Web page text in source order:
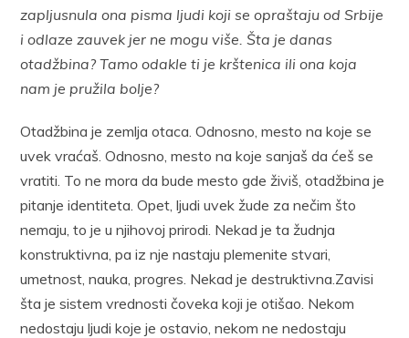
zapljusnula ona pisma ljudi koji se opraštaju od Srbije
i odlaze zauvek jer ne mogu više. Šta je danas
otadžbina? Tamo odakle ti je krštenica ili ona koja
nam je pružila bolje?
Otadžbina je zemlja otaca. Odnosno, mesto na koje se
uvek vraćaš. Odnosno, mesto na koje sanjaš da ćeš se
vratiti. To ne mora da bude mesto gde živiš, otadžbina je
pitanje identiteta. Opet, ljudi uvek žude za nečim što
nemaju, to je u njihovoj prirodi. Nekad je ta žudnja
konstruktivna, pa iz nje nastaju plemenite stvari,
umetnost, nauka, progres. Nekad je destruktivna.Zavisi
šta je sistem vrednosti čoveka koji je otišao. Nekom
nedostaju ljudi koje je ostavio, nekom ne nedostaju